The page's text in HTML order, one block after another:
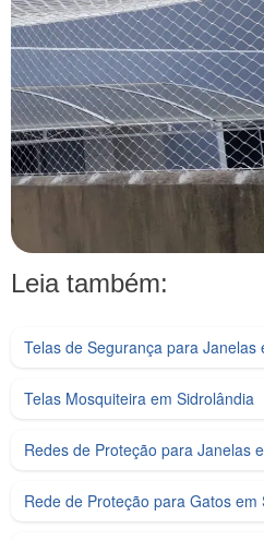
Leia também:
Telas de Segurança para Janelas
Telas Mosquiteira em Sidrolândia
Redes de Proteção para Janelas
Rede de Proteção para Gatos em